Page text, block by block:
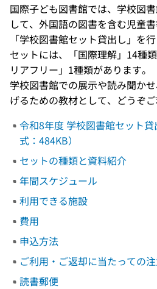
国際子ども図書館では、学校図
して、外国語の図書を含む児童
「学校図書館セット貸出し」を行
セットには、「国際理解」14種
リアフリー」1種類があります。
学校図書館での展示や読み聞か
げるための教材として、どうぞご
令和8年度 学校図書館セット
式：484KB）
セットの種類と資料紹介
年間スケジュール
利用できる施設
費用
申込方法
ご利用・ご返却に当たっての
読書郵便